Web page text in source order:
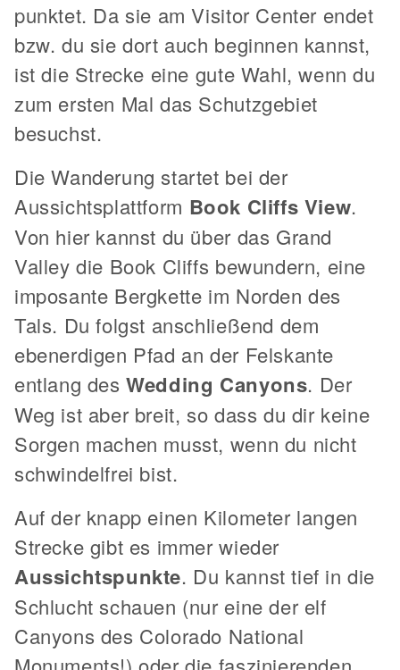
punktet. Da sie am Visitor Center endet
bzw. du sie dort auch beginnen kannst,
ist die Strecke eine gute Wahl, wenn du
zum ersten Mal das Schutzgebiet
besuchst.
Die Wanderung startet bei der
Aussichtsplattform Book Cliffs View.
Von hier kannst du über das Grand
Valley die Book Cliffs bewundern, eine
imposante Bergkette im Norden des
Tals. Du folgst anschließend dem
ebenerdigen Pfad an der Felskante
entlang desWedding Canyons. Der
Weg ist aber breit, so dass du dir keine
Sorgen machen musst, wenn du nicht
schwindelfrei bist.
Auf der knapp einen Kilometer langen
Strecke gibt es immer wieder
Aussichtspunkte. Du kannst tief in die
Schlucht schauen (nur eine der elf
Canyons des Colorado National